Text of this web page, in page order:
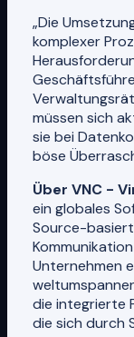
„Die
komplexer
müssen sich
sie bei
böse
Über VNC -
ein globales
Source-
Unternehmen
die integrierte
die sich